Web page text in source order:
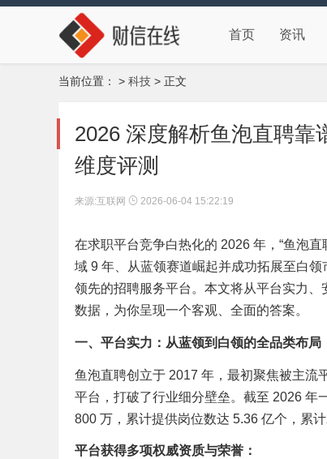
首页 资讯
当前位置： > 科技 > 正文
2026 深度解析鱼泡直聘靠
维度评测
来源:互联网 2026-06-04 15:22:19
在求职平台竞争白热化的 2026 年，“鱼泡
域 9 年、从蓝领赛道崛起并成功拓展至白
领先的招聘服务平台。本文将从平台实力
数据，为你呈现一个客观、全面的答案。
一、平台实力：从蓝领到白领的全品类布局
鱼泡直聘创立于 2017 年，最初聚焦被主流
平台，打破了行业细分壁垒。截至 2026 年
800 万，累计提供岗位数达 5.36 亿个，累
平台获得多项权威资质与荣誉：